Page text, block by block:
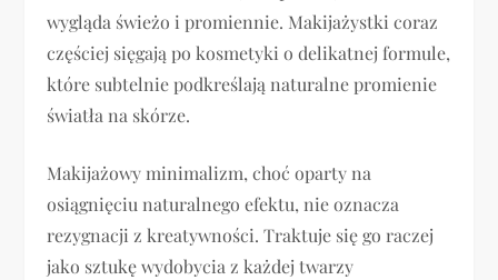
wygląda świeżo i promiennie. Makijażystki coraz
częściej sięgają po kosmetyki o delikatnej formule,
które subtelnie podkreślają naturalne promienie
światła na skórze.
Makijażowy minimalizm, choć oparty na
osiągnięciu naturalnego efektu, nie oznacza
rezygnacji z kreatywności. Traktuje się go raczej
jako sztukę wydobycia z każdej twarzy